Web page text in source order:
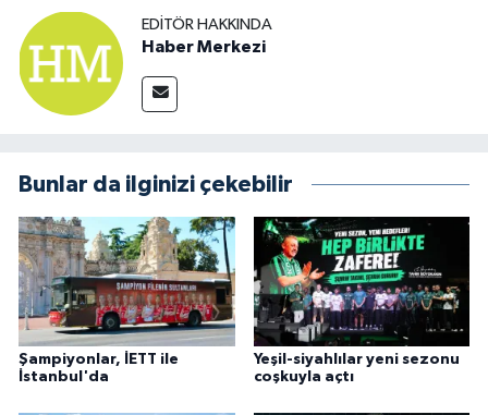
EDITÖR HAKKINDA
Haber Merkezi
Bunlar da ilginizi çekebilir
Şampiyonlar, İETT ile
İstanbul'da
Yeşil-siyahlılar yeni sezonu
coşkuyla açtı